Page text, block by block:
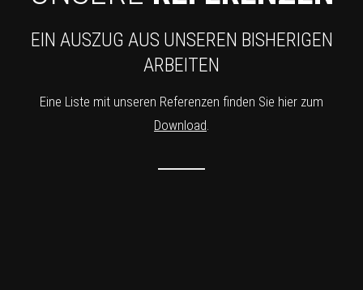
EIN AUSZUG AUS UNSEREN BISHERIGEN
ARBEITEN
Eine Liste mit unseren Referenzen finden Sie hier zum
Download